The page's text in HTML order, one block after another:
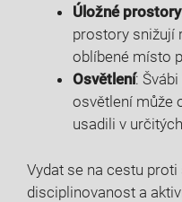
Úložné prostory
prostory snižují
oblíbené místo
Osvětlení:
osvětlení může
usadili⁤ v
Vydat ‍se na‌ cestu
disciplinovanost a‌